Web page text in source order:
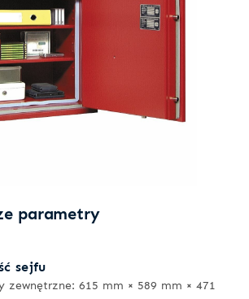
parametry
sejfu
zewnętrzne: 615 mm × 589 mm × 471